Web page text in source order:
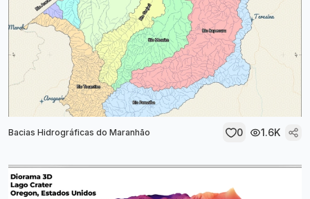
Bacias Hidrográficas do Maranhão 0 1.6K